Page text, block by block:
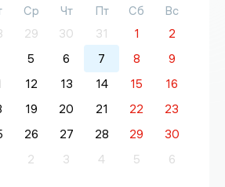
Ср Чт Пт Сб
Вс
29 30 31 1
2
5 6 7 8
9
12 13 14 15
16
19 20 21 22
23
26 27 28 29
30
2 3 4 5 6